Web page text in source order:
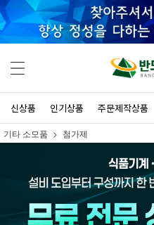
신상품 인기상품 주문제작상품
기타 소모품 첨가제